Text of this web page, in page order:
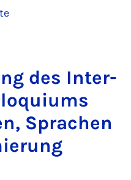
des In­ter­
Spra­chen